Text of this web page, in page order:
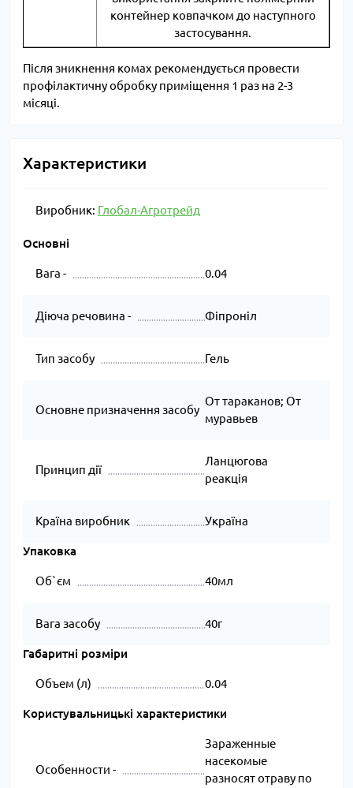
контейнер ковпачком до наступного
застосування.
Після зникнення комах рекомендується провести
профілактичну обробку приміщення 1 раз на 2-3
місяці.
Характеристики
Виробник: Глобал-Агротрейд
Основні
Вага - 0.04
Діюча речовина - Фіпроніл
Тип засобу Гель
Основне призначення засобу
От тараканов; От
муравьев
Принцип дії
Ланцюгова
реакція
Країна виробник Україна
Упаковка
Об`єм 40мл
Вага засобу 40г
Габаритні розміри
Объем (л) 0.04
Користувальницькі характеристики
Особенности -
Зараженные
насекомые
разносят отраву по